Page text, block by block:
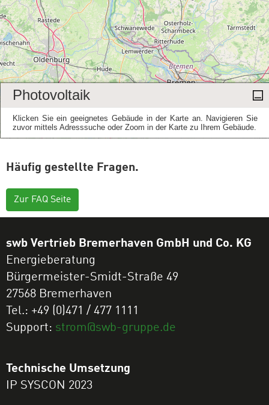
Häufig gestellte Fragen.
Zur FAQ Seite
swb Vertrieb Bremerhaven GmbH und Co. KG
Energieberatung
Bürgermeister-Smidt-Straße 49
27568 Bremerhaven
Tel.: +49 (0)471 / 477 1111
Support: strom@swb-gruppe.de
Technische Umsetzung
IP SYSCON 2023